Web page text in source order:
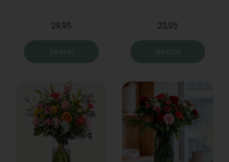
29,95
Bestel
23,95
Bestel